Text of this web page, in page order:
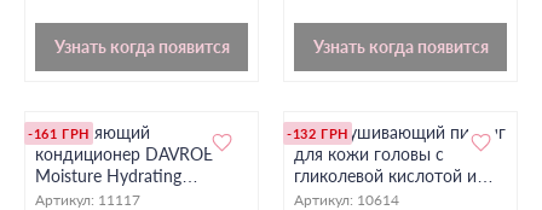
Узнать когда появится Узнать когда появится
-161 ГРН
Увлажняющий
кондиционер DAVROE
Moisture Hydrating
Conditioner, 100 мл
Артикул: 11117
-132 ГРН
Отшелушивающий пилинг
для кожи головы с
гликолевой кислотой и
экстрактом кленового
Артикул: 10614